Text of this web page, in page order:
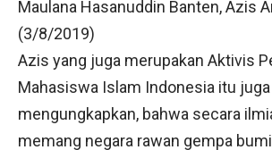
Maulana Hasanuddin Banten, Azis
(3/8/2019)
Azis yang juga merupakan Aktivis
Mahasiswa Islam Indonesia itu juga
mengungkapkan, bahwa secara
memang negara rawan gempa